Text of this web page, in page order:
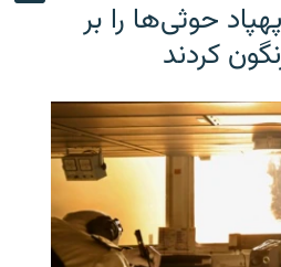
حوثی‌ها را بر
کردند